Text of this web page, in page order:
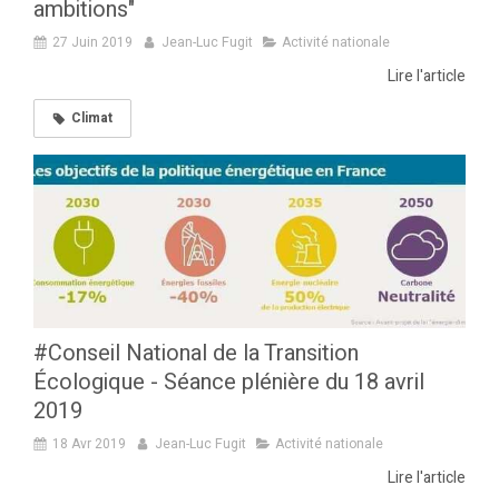
ambitions"
27 Juin 2019 Jean-Luc Fugit Activité nationale
Lire l'article
Climat
#Conseil National de la Transition
Écologique - Séance plénière du 18 avril
2019
18 Avr 2019 Jean-Luc Fugit Activité nationale
Lire l'article